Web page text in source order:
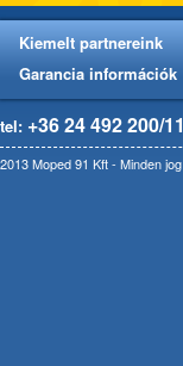
Kiemelt partnereink
Garancia információk
tel: +36 24 492 200/
2013 Moped 91 Kft - Minden